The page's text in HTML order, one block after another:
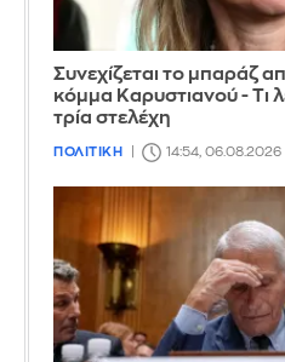
Συνεχίζεται το μπαράζ
κόμμα Καρυστιανού - Τι
τρία στελέχη
ΠΟΛΙΤΙΚΗ 14:54, 06.08.2026